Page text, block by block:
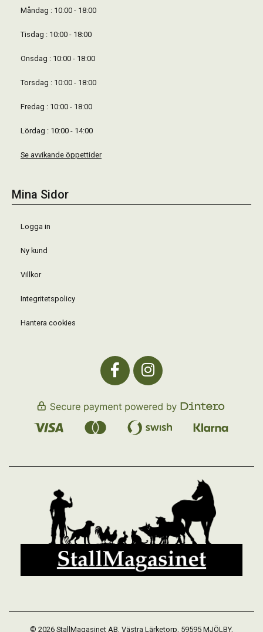
Måndag : 10:00 - 18:00
Tisdag : 10:00 - 18:00
Onsdag : 10:00 - 18:00
Torsdag : 10:00 - 18:00
Fredag : 10:00 - 18:00
Lördag : 10:00 - 14:00
Se avvikande öppettider
Mina Sidor
Logga in
Ny kund
Villkor
Integritetspolicy
Hantera cookies
© 2026 StallMagasinet AB, Västra Lärketorp, 59595 MJÖLBY,